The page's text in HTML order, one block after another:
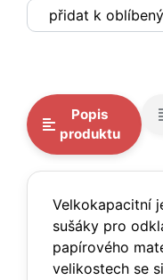
přidat k
Popis
produktu
Velkokapacitní
sušáky pro
papírového
velikostech se